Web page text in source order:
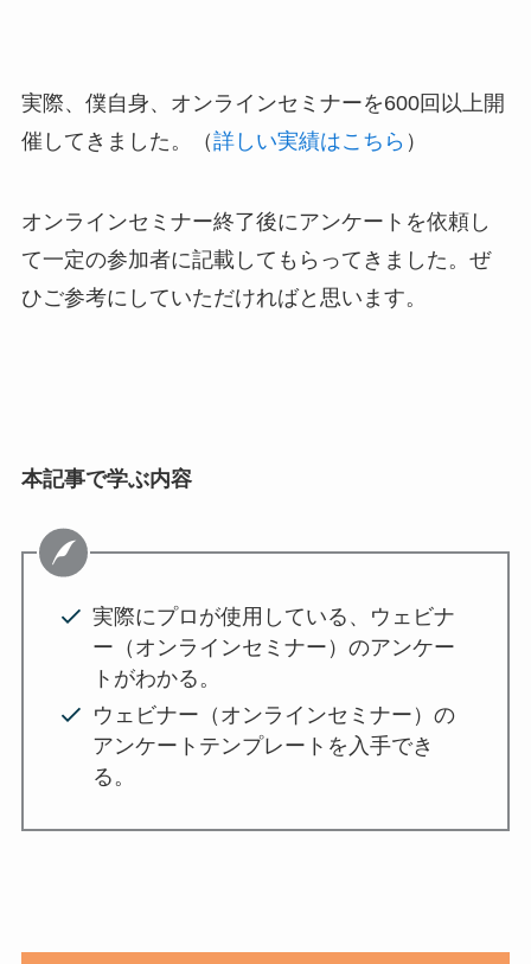
実際、僕自身、オンラインセミナーを600回以上開
催してきました。（詳しい実績はこちら ）
オンラインセミナー終了後にアンケートを依頼し
て一定の参加者に記載してもらってきました。ぜ
ひご参考にしていただければと思います。
本記事で学ぶ内容
実際にプロが使用している、ウェビナ
ー（オンラインセミナー）のアンケー
トがわかる。
ウェビナー（オンラインセミナー）の
アンケートテンプレートを入手でき
る。